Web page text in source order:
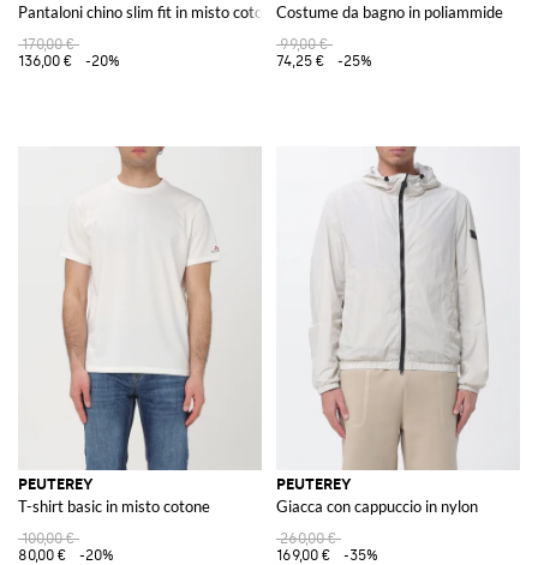
Pantaloni chino slim fit in misto cotone con vita media
170,00 €
136,00 €
-20%
Costume da bagno in poliammide
99,00 €
74,25 €
-25%
PEUTEREY
T-shirt basic in misto cotone
100,00 €
80,00 €
-20%
PEUTEREY
Giacca con cappuccio in nylon
260,00 €
169,00 €
-35%